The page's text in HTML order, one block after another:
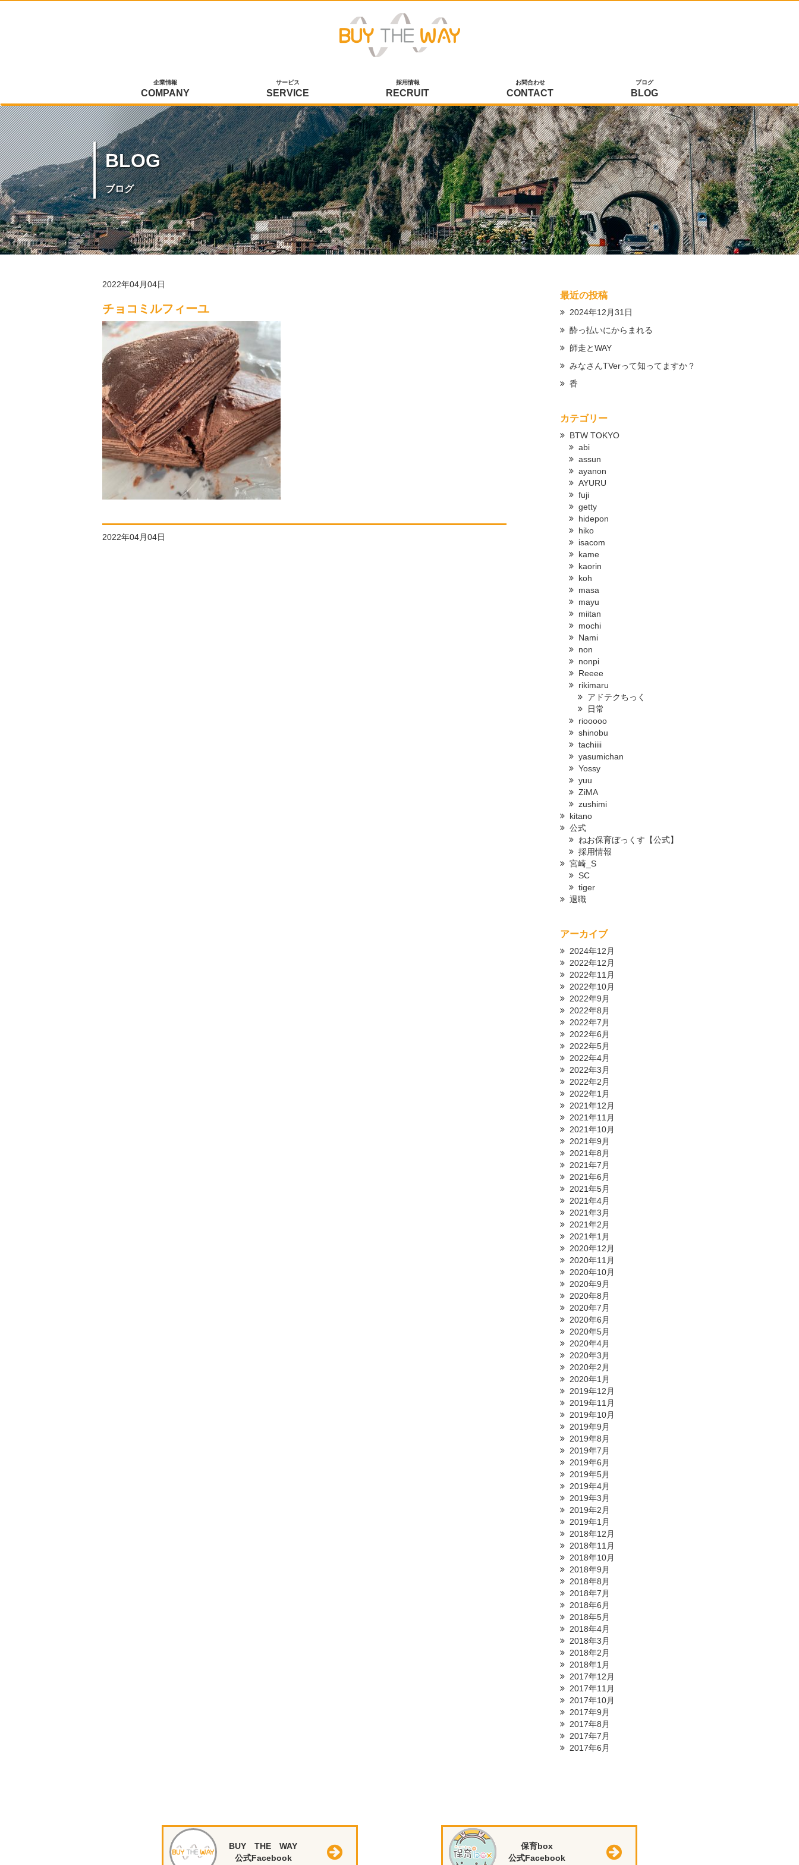
企業情報
COMPANY
サービス
SERVICE
採用情報
RECRUIT
お問合わせ
CONTACT
ブログ
BLOG
BLOG
ブログ
2022年04月04日
チョコミルフィーユ
2022年04月04日
最近の投稿
2024年12月31日
酔っ払いにからまれる
師走とWAY
みなさんTVerって知ってますか？
香
カテゴリー
BTW TOKYO
abi
assun
ayanon
AYURU
fuji
getty
hidepon
hiko
isacom
kame
kaorin
koh
masa
mayu
miitan
mochi
Nami
non
nonpi
Reeee
rikimaru
アドテクちっく
日常
riooooo
shinobu
tachiiii
yasumichan
Yossy
yuu
ZiMA
zushimi
kitano
公式
ねお保育ぼっくす【公式】
採用情報
宮崎_S
SC
tiger
退職
アーカイブ
2024年12月
2022年12月
2022年11月
2022年10月
2022年9月
2022年8月
2022年7月
2022年6月
2022年5月
2022年4月
2022年3月
2022年2月
2022年1月
2021年12月
2021年11月
2021年10月
2021年9月
2021年8月
2021年7月
2021年6月
2021年5月
2021年4月
2021年3月
2021年2月
2021年1月
2020年12月
2020年11月
2020年10月
2020年9月
2020年8月
2020年7月
2020年6月
2020年5月
2020年4月
2020年3月
2020年2月
2020年1月
2019年12月
2019年11月
2019年10月
2019年9月
2019年8月
2019年7月
2019年6月
2019年5月
2019年4月
2019年3月
2019年2月
2019年1月
2018年12月
2018年11月
2018年10月
2018年9月
2018年8月
2018年7月
2018年6月
2018年5月
2018年4月
2018年3月
2018年2月
2018年1月
2017年12月
2017年11月
2017年10月
2017年9月
2017年8月
2017年7月
2017年6月
BUY THE WAY
公式Facebook
保育box
公式Facebook